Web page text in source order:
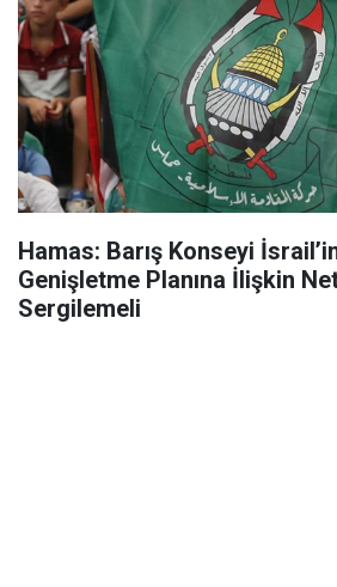
Hamas: Barış Konseyi
Genişletme Planına İlişkin
Sergilemeli